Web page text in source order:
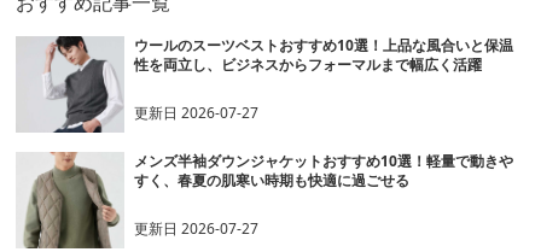
ウールのスーツベストおすすめ10選！上品な風合いと保温
性を両立し、ビジネスからフォーマルまで幅広く活躍
更新日2026-07-27
メンズ半袖ダウンジャケットおすすめ10選！軽量で動きや
すく、春夏の肌寒い時期も快適に過ごせる
更新日2026-07-27